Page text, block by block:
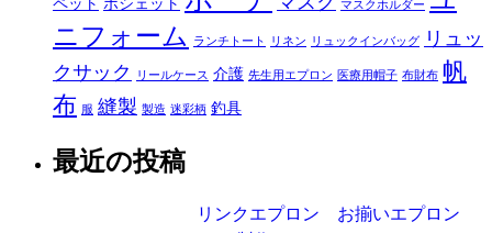
マスクホルダー
ニフォーム
ランチトート リネン リュックインバッグ
リュッ
クサック
リールケース 介護 先生用エプロン 医療用帽子 布財布 帆
布 服 縫製 製造 迷彩柄 釣具
最近の投稿
リンクエプロン お揃いエプロン